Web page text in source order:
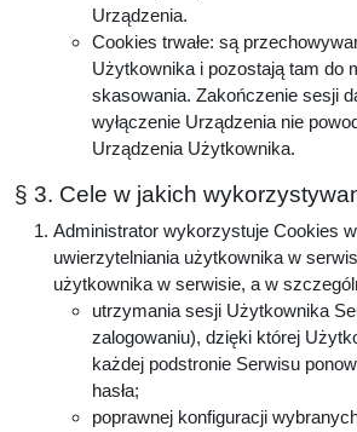
Urządzenia.
Cookies trwałe: są
Użytkownika i pozostają tam do
skasowania. Zakończenie sesji
wyłączenie Urządzenia nie
Urządzenia Użytkownika.
§ 3. Cele w jakich
Administrator wykorzystuje Cookies
uwierzytelniania użytkownika w
użytkownika w serwisie, a w
utrzymania sesji Użytkownika
zalogowaniu), dzięki której
każdej podstronie Serwisu
hasła;
poprawnej konfiguracji